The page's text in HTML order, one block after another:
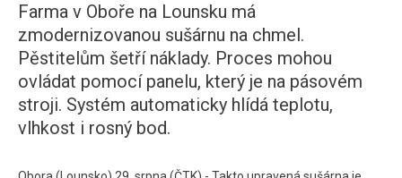
Farma v Oboře na Lounsku má
zmodernizovanou sušárnu na chmel.
Pěstitelům šetří náklady. Proces mohou
ovládat pomocí panelu, který je na pásovém
stroji. Systém automaticky hlídá teplotu,
vlhkost i rosný bod.